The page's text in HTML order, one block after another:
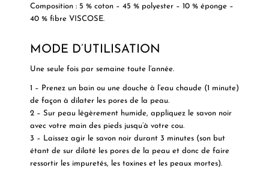
Composition : 5 % coton – 45 % polyester – 10 % éponge –
40 % fibre VISCOSE.
MODE D’UTILISATION
Une seule fois par semaine toute l’année.
1 – Prenez un bain ou une douche à l’eau chaude (1 minute)
de façon à dilater les pores de la peau.
2 – Sur peau légèrement humide, appliquez le savon noir
avec votre main des pieds jusqu’à votre cou.
3 – Laissez agir le savon noir durant 3 minutes (son but
étant de sur dilaté les pores de la peau et donc de faire
ressortir les impuretés, les toxines et les peaux mortes).